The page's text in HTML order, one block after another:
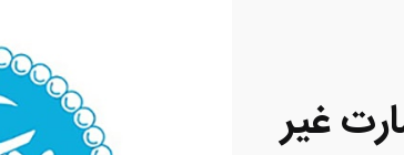
غیر